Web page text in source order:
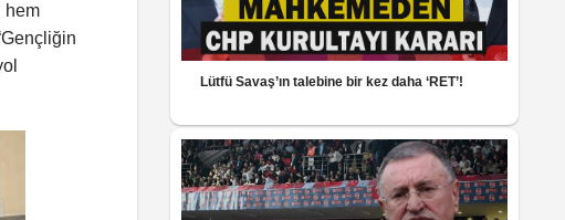
hem
Lütfü Savaş’ın talebine bir kez daha ‘RET’!